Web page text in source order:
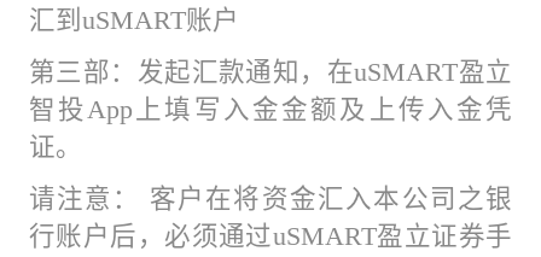
汇到uSMART账户
第三部：发起汇款通知，在uSMART盈立
智投App上填写入金金额及上传入金凭
证。
请注意： 客户在将资金汇入本公司之银
行账户后，必须通过uSMART盈立证券手